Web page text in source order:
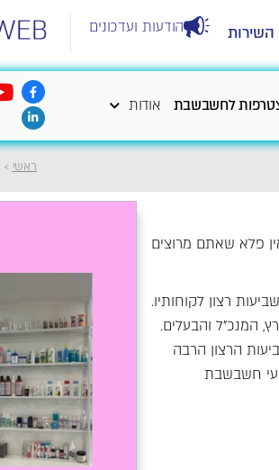
השירות הודעות ועדכונים
לחשבשבת אודות
ראשי >
פלא שאתם מרוצים
רצון לקוחותיו.
המנכ"ל והבעלים.
הרצון הרבה
חשבשבת